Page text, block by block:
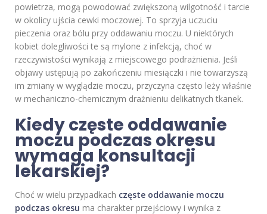
powietrza, mogą powodować zwiększoną wilgotność i tarcie
w okolicy ujścia cewki moczowej. To sprzyja uczuciu
pieczenia oraz bólu przy oddawaniu moczu. U niektórych
kobiet dolegliwości te są mylone z infekcją, choć w
rzeczywistości wynikają z miejscowego podrażnienia. Jeśli
objawy ustępują po zakończeniu miesiączki i nie towarzyszą
im zmiany w wyglądzie moczu, przyczyna często leży właśnie
w mechaniczno-chemicznym drażnieniu delikatnych tkanek.
Kiedy częste oddawanie
moczu podczas okresu
wymaga konsultacji
lekarskiej?
Choć w wielu przypadkach częste oddawanie moczu
podczas okresu ma charakter przejściowy i wynika z